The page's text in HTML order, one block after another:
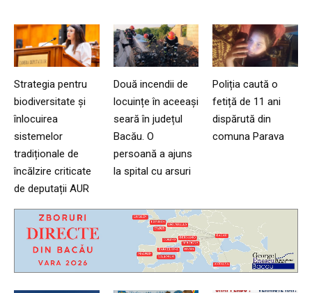
Strategia pentru
biodiversitate și
înlocuirea
sistemelor
tradiționale de
încălzire criticate
de deputații AUR
Două incendii de
locuințe în aceeași
seară în județul
Bacău. O
persoană a ajuns
la spital cu arsuri
Poliția caută o
fetiță de 11 ani
dispărută din
comuna Parava